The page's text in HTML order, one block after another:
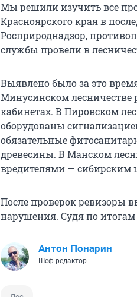
Мы решили изучить все
Красноярского края в
Росприроднадзор,
службы провели в
Выявлено было за это
Минусинском лесничестве
кабинетах. В Пировском
оборудованы
обязательные
древесины. В Манском
вредителями — сибирским
После проверок ревизоры
нарушения. Судя по итогам
Антон Понарин
Шеф-редактор